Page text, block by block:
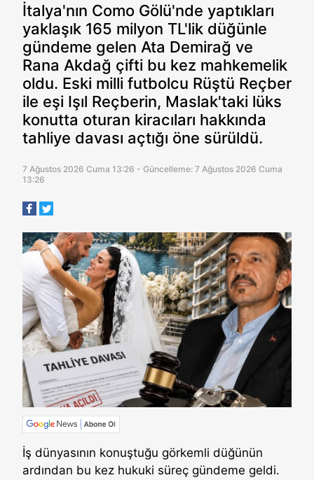
İtalya'nın Como Gölü'nde yaptıkları
yaklaşık 165 milyon TL'lik düğünle
gündeme gelen Ata Demirağ ve
Rana Akdağ çifti bu kez mahkemelik
oldu. Eski milli futbolcu Rüştü Reçber
ile eşi Işıl Reçberin, Maslak'taki lüks
konutta oturan kiracıları hakkında
tahliye davası açtığı öne sürüldü.
7 Ağustos 2026 Cuma 13:26 - Güncelleme: 7 Ağustos 2026 Cuma
13:26
İş dünyasının konuştuğu görkemli düğünün
ardından bu kez hukuki süreç gündeme geldi.